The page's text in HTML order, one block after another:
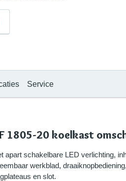
Service
1805-20 koelkast
apart schakelbare LED verlichting,
werkblad,
en slot.